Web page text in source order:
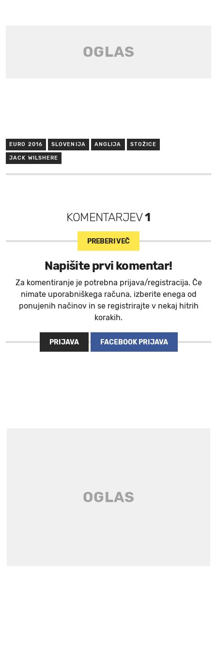
EURO 2016 SLOVENIJA ANGLIJA STOŽICE
JACK WILSHERE
KOMENTARJEV1
PREBERI VEČ
Napišite prvi komentar!
Za komentiranje je potrebna prijava/registracija. Če
nimate uporabniškega računa, izberite enega od
ponujenih načinov in se registrirajte v nekaj hitrih
korakih.
PRIJAVA FACEBOOK PRIJAVA